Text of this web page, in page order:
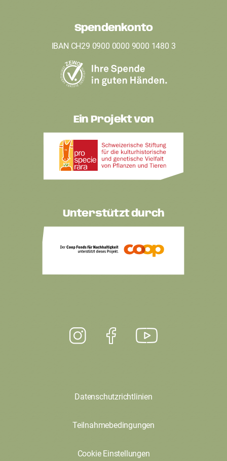
Spendenkonto
IBAN CH29 0900 0000 9000 1480 3
Ein Projekt von
Unterstützt durch
Datenschutzrichtlinien
Teilnahmebedingungen
Cookie Einstellungen